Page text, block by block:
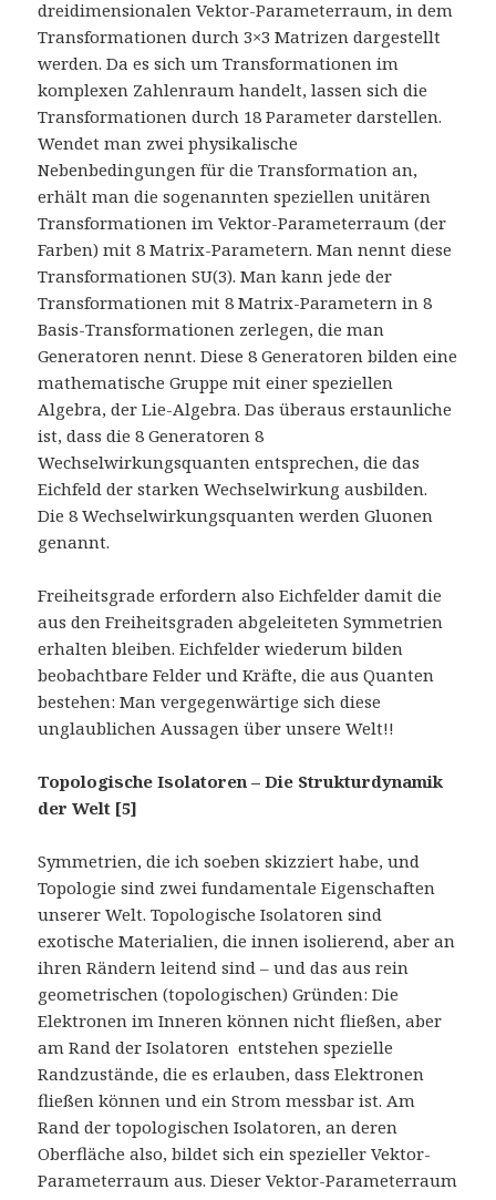
dreidimensionalen Vektor-Parameterraum, in dem
Transformationen durch 3×3 Matrizen dargestellt
werden. Da es sich um Transformationen im
komplexen Zahlenraum handelt, lassen sich die
Transformationen durch 18 Parameter darstellen.
Wendet man zwei physikalische
Nebenbedingungen für die Transformation an,
erhält man die sogenannten speziellen unitären
Transformationen im Vektor-Parameterraum (der
Farben) mit 8 Matrix-Parametern. Man nennt diese
Transformationen SU(3). Man kann jede der
Transformationen mit 8 Matrix-Parametern in 8
Basis-Transformationen zerlegen, die man
Generatoren nennt. Diese 8 Generatoren bilden eine
mathematische Gruppe mit einer speziellen
Algebra, der Lie-Algebra. Das überaus erstaunliche
ist, dass die 8 Generatoren 8
Wechselwirkungsquanten entsprechen, die das
Eichfeld der starken Wechselwirkung ausbilden.
Die 8 Wechselwirkungsquanten werden Gluonen
genannt.
Freiheitsgrade erfordern also Eichfelder damit die
aus den Freiheitsgraden abgeleiteten Symmetrien
erhalten bleiben. Eichfelder wiederum bilden
beobachtbare Felder und Kräfte, die aus Quanten
bestehen: Man vergegenwärtige sich diese
unglaublichen Aussagen über unsere Welt!!
Topologische Isolatoren – Die Strukturdynamik
der Welt [5]
Symmetrien, die ich soeben skizziert habe, und
Topologie sind zwei fundamentale Eigenschaften
unserer Welt. Topologische Isolatoren sind
exotische Materialien, die innen isolierend, aber an
ihren Rändern leitend sind – und das aus rein
geometrischen (topologischen) Gründen: Die
Elektronen im Inneren können nicht fließen, aber
am Rand der Isolatoren entstehen spezielle
Randzustände, die es erlauben, dass Elektronen
fließen können und ein Strom messbar ist. Am
Rand der topologischen Isolatoren, an deren
Oberfläche also, bildet sich ein spezieller Vektor-
Parameterraum aus. Dieser Vektor-Parameterraum